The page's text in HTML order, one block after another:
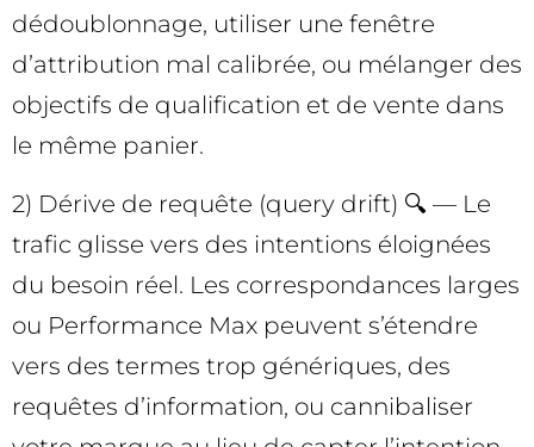
dédoublonnage, utiliser une fenêtre
d’attribution mal calibrée, ou mélanger des
objectifs de qualification et de vente dans
le même panier.
2) Dérive de requête (query drift) 🔍 — Le
trafic glisse vers des intentions éloignées
du besoin réel. Les correspondances larges
ou Performance Max peuvent s’étendre
vers des termes trop génériques, des
requêtes d’information, ou cannibaliser